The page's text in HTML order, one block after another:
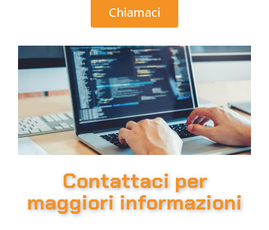
Chiamaci
Contattaci per
maggiori informazioni